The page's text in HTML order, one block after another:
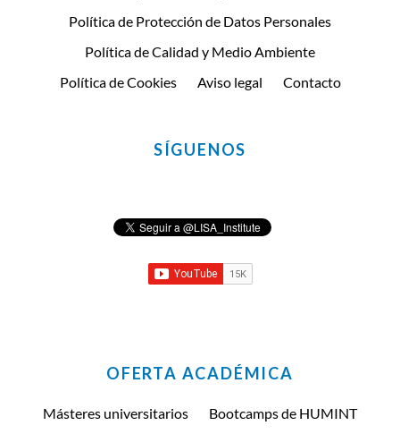
Política de Protección de Datos Personales
Política de Calidad y Medio Ambiente
Política de Cookies
Aviso legal Contacto
SÍGUENOS
OFERTA ACADÉMICA
Másteres universitarios
Bootcamps de HUMINT